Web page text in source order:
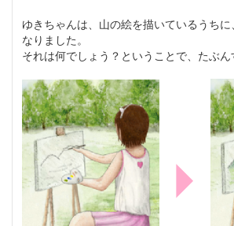
ゆきちゃんは、山の絵を描いているうちに
なりました。
それは何でしょう？ということで、たぶ